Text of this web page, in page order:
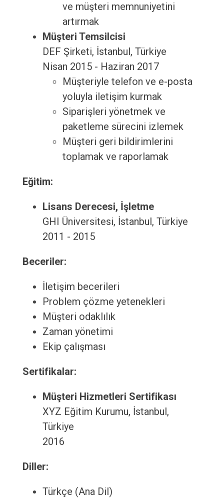
ve müşteri memnuniyetini
artırmak
Müşteri Temsilcisi
DEF Şirketi, İstanbul, Türkiye
Nisan 2015 - Haziran 2017
Müşteriyle telefon ve e-posta
yoluyla iletişim kurmak
Siparişleri yönetmek ve
paketleme sürecini izlemek
Müşteri geri bildirimlerini
toplamak ve raporlamak
Eğitim:
Lisans Derecesi, İşletme
GHI Üniversitesi, İstanbul, Türkiye
2011 - 2015
Beceriler:
İletişim becerileri
Problem çözme yetenekleri
Müşteri odaklılık
Zaman yönetimi
Ekip çalışması
Sertifikalar:
Müşteri Hizmetleri Sertifikası
XYZ Eğitim Kurumu, İstanbul,
Türkiye
2016
Diller:
Türkçe (Ana Dil)